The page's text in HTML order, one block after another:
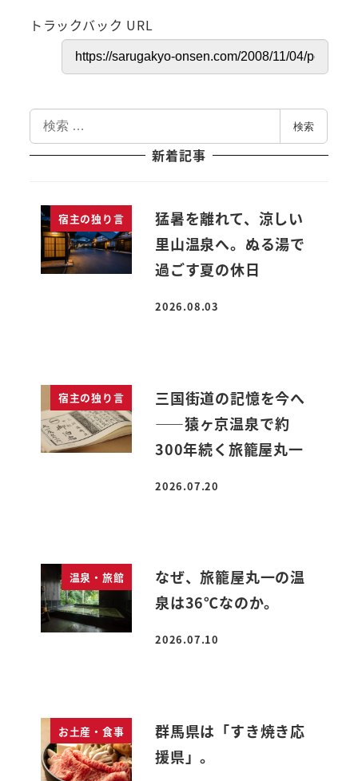
トラックバック URL
索
検索
新着記事
宿主の独り言
猛暑を離れて、涼しい
里山温泉へ。ぬる湯で
過ごす夏の休日
投稿日
2026.08.03
宿主の独り言
三国街道の記憶を今へ
――猿ヶ京温泉で約
300年続く旅籠屋丸一
投稿日
2026.07.20
温泉・旅館
なぜ、旅籠屋丸一の温
泉は36℃なのか。
投稿日
2026.07.10
お土産・食事
群馬県は「すき焼き応
援県」。